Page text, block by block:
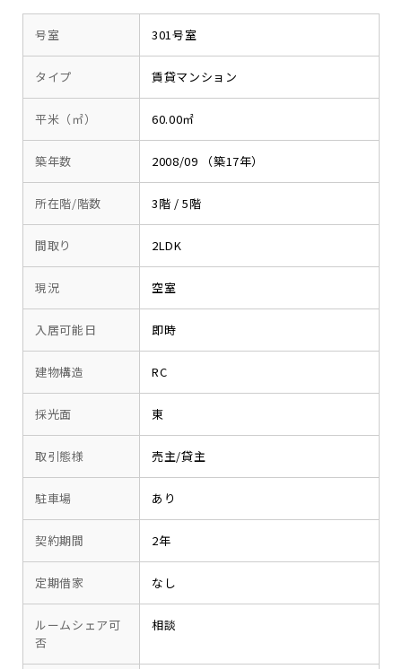
号室 301号室
タイプ 賃貸マンション
平米（㎡） 60.00㎡
築年数 2008/09 （築17年）
所在階/階数 3階 / 5階
間取り 2LDK
現況 空室
入居可能日 即時
建物構造 RC
採光面 東
取引態様 売主/貸主
駐車場 あり
契約期間 2年
定期借家 なし
ルームシェア可
否
相談